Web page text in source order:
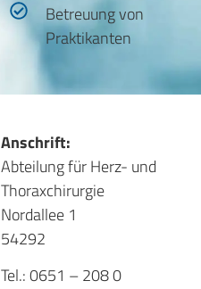
Betreuung von
Praktikanten
Anschrift:
Abteilung für Herz- und
Thoraxchirurgie
Nordallee 1
54292
Tel.: 0651 – 208 0